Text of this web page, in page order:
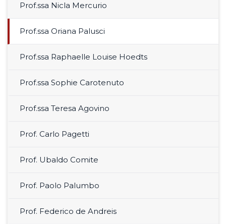
Prof.ssa Nicla Mercurio
Prof.ssa Oriana Palusci
Prof.ssa Raphaelle Louise Hoedts
Prof.ssa Sophie Carotenuto
Prof.ssa Teresa Agovino
Prof. Carlo Pagetti
Prof. Ubaldo Comite
Prof. Paolo Palumbo
Prof. Federico de Andreis